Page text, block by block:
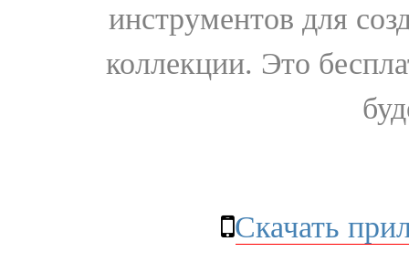
инструментов для
коллекции. Это
Скачать